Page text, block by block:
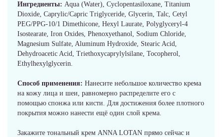
Ингредиенты: Aqua (Water), Cyclopentasiloxane, Titanium
Dioxide, Caprylic/Capric Triglyceride, Glycerin, Talc, Cetyl
PEG/PPG-10/1 Dimethicone, Hexyl Laurate, Polyglyceryl-4
Isostearate, Iron Oxides, Phenoxyethanol, Sodium Chloride,
Magnesium Sulfate, Aluminum Hydroxide, Stearic Acid,
Dehydroacetic Acid, Triethoxycaprylylsilane, Tocopherol,
Ethylhexylglycerin.
Способ применения: Нанесите небольшое количество крема
на кожу лица и шеи, равномерно распределите его с
помощью спонжа или кисти. Для достижения более плотного
покрытия можно нанести ещё один слой крема.
Закажите тональный крем ANNA LOTAN прямо сейчас и